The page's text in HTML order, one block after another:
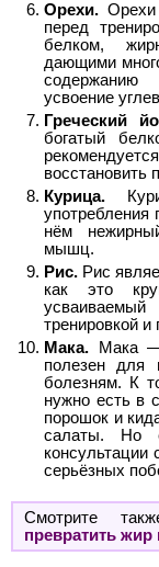
Орехи. Орехи
перед
белком,
дающими
содержанию
усвоение
Греческий
богатый
восстановить
Курица.
употребления
нём
мышц.
Рис. Рис
как это
тренировкой и
Мака. Мака —
полезен для
болезням. К
нужно есть в
порошок и
салаты. Но
серьёзных
Смотрите
превратить